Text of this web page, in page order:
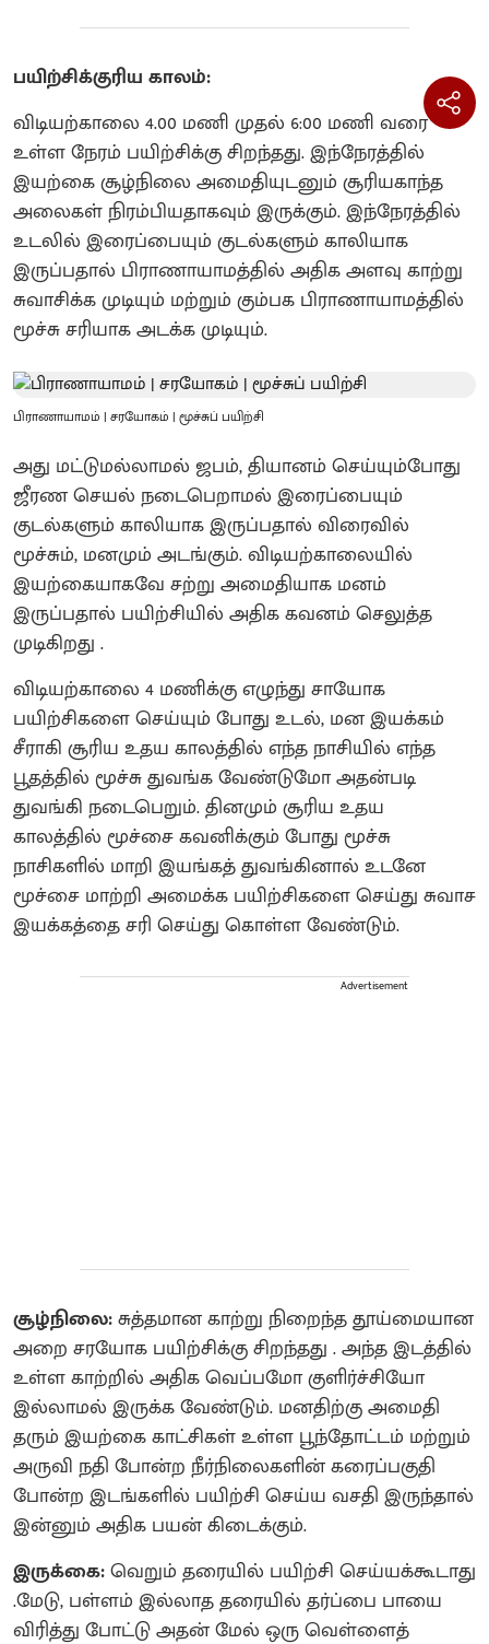
பயிற்சிக்குரிய காலம்:
விடியற்காலை 4.00 மணி முதல் 6:00 மணி வரை
உள்ள நேரம் பயிற்சிக்கு சிறந்தது. இந்நேரத்தில்
இயற்கை சூழ்நிலை அமைதியுடனும் சூரியகாந்த
அலைகள் நிரம்பியதாகவும் இருக்கும். இந்நேரத்தில்
உடலில் இரைப்பையும் குடல்களும் காலியாக
இருப்பதால் பிராணாயாமத்தில் அதிக அளவு காற்று
சுவாசிக்க முடியும் மற்றும் கும்பக பிராணாயாமத்தில்
மூச்சு சரியாக அடக்க முடியும்.
பிராணாயாமம் | சரயோகம் | மூச்சுப் பயிற்சி
அது மட்டுமல்லாமல் ஜபம், தியானம் செய்யும்போது
ஜீரண செயல் நடைபெறாமல் இரைப்பையும்
குடல்களும் காலியாக இருப்பதால் விரைவில்
மூச்சும், மனமும் அடங்கும். விடியற்காலையில்
இயற்கையாகவே சற்று அமைதியாக மனம்
இருப்பதால் பயிற்சியில் அதிக கவனம் செலுத்த
முடிகிறது .
விடியற்காலை 4 மணிக்கு எழுந்து சாயோக
பயிற்சிகளை செய்யும் போது உடல், மன இயக்கம்
சீராகி சூரிய உதய காலத்தில் எந்த நாசியில் எந்த
பூதத்தில் மூச்சு துவங்க வேண்டுமோ அதன்படி
துவங்கி நடைபெறும். தினமும் சூரிய உதய
காலத்தில் மூச்சை கவனிக்கும் போது மூச்சு
நாசிகளில் மாறி இயங்கத் துவங்கினால் உடனே
மூச்சை மாற்றி அமைக்க பயிற்சிகளை செய்து சுவாச
இயக்கத்தை சரி செய்து கொள்ள வேண்டும்.
Advertisement
சூழ்நிலை:சுத்தமான காற்று நிறைந்த தூய்மையான
அறை சரயோக பயிற்சிக்கு சிறந்தது . அந்த இடத்தில்
உள்ள காற்றில் அதிக வெப்பமோ குளிர்ச்சியோ
இல்லாமல் இருக்க வேண்டும். மனதிற்கு அமைதி
தரும் இயற்கை காட்சிகள் உள்ள பூந்தோட்டம் மற்றும்
அருவி நதி போன்ற நீர்நிலைகளின் கரைப்பகுதி
போன்ற இடங்களில் பயிற்சி செய்ய வசதி இருந்தால்
இன்னும் அதிக பயன் கிடைக்கும்.
இருக்கை:வெறும் தரையில் பயிற்சி செய்யக்கூடாது
.மேடு, பள்ளம் இல்லாத தரையில் தர்ப்பை பாயை
விரித்து போட்டு அதன் மேல் ஒரு வெள்ளைத்